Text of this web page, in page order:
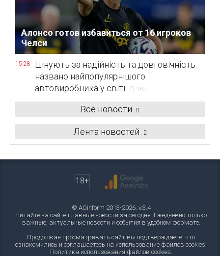
Алонсо готов избавиться от 16 игроков
Челси
15:28
Цінують за надійність та довговічність:
названо найпопулярнішого
автовиробника у світі
163
Все новости
Лента новостей
18+
© AOinform 2013-2026. v.3.4
Читайте на сайте главные новости за сегодня. Ежедневно только
важные, актуальные новости и события в удобном формате.
Продолжая просматривать сайт вы подтверждаете, что
ознакомились и соглашаетесь на использование файлов cookies.
Политика использования файлов cookies.